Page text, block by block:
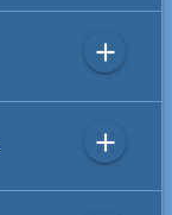
add
add